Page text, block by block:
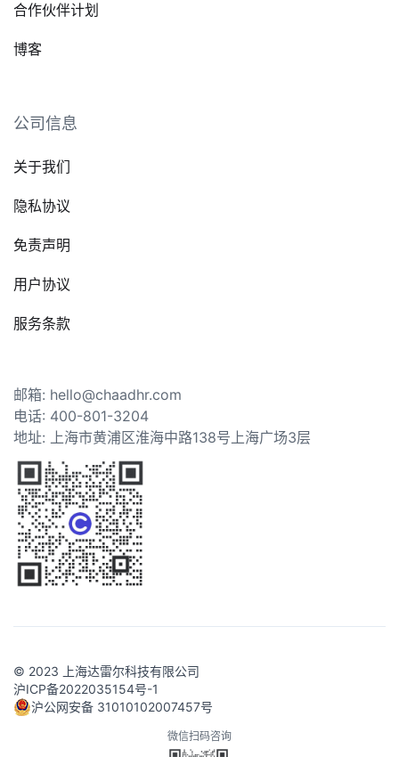
合作伙伴计划
博客
公司信息
关于我们
隐私协议
免责声明
用户协议
服务条款
邮箱: hello@chaadhr.com
电话: 400-801-3204
地址: 上海市黄浦区淮海中路138号上海广场3层
© 2023 上海达雷尔科技有限公司
沪ICP备2022035154号-1
沪公网安备 31010102007457号
微信扫码咨询